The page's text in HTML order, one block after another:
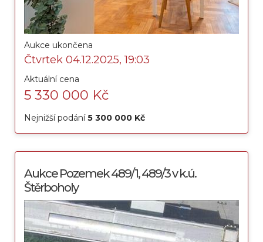
Aukce ukončena
Čtvrtek 04.12.2025, 19:03
Aktuální cena
5 330 000 Kč
Nejnižší podání5 300 000 Kč
Aukce Pozemek 489/1, 489/3 v k.ú.
Štěrboholy